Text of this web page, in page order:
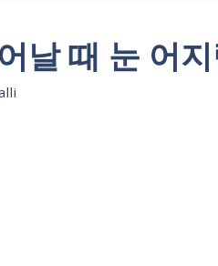
날 때 눈 어